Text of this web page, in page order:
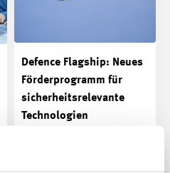
Defence Flagship: Neues
Förderprogramm für
sicherheitsrelevante
Technologien